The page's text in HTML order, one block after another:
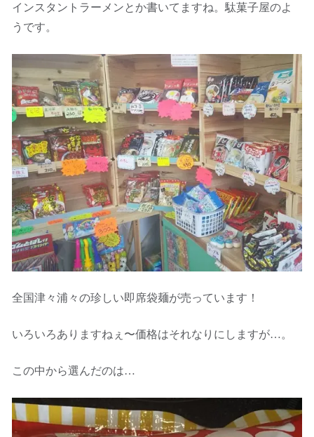
インスタントラーメンとか書いてますね。駄菓子屋のよ
うです。
全国津々浦々の珍しい即席袋麺が売っています！
いろいろありますねぇ〜価格はそれなりにしますが…。
この中から選んだのは…